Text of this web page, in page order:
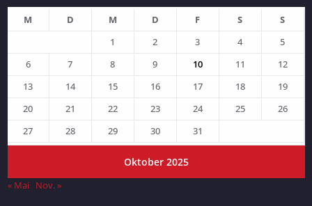
Oktober 2025
M D M D F S
S
1
2 3 4
5
6
7 8 9 10 11
12
13
14 15 16 17 18
19
20
21 22 23 24 25
26
27
28 29 30 31
« Mai Nov. »